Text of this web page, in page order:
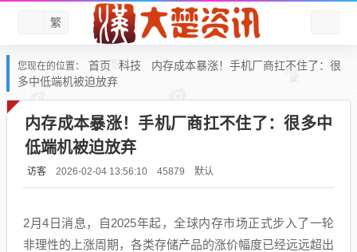
繁
您现在的位置： 首页 科技
内存成本暴涨！手机厂商扛不住了：很
多中低端机被迫放弃
内存成本暴涨！手机厂商扛不住了：很多中
低端机被迫放弃
访客 2026-02-04 13:56:10 45879 默认
2月4日消息，自2025年起，全球内存市场正式步入了一轮
非理性的上涨周期，各类存储产品的涨价幅度已经远远超出